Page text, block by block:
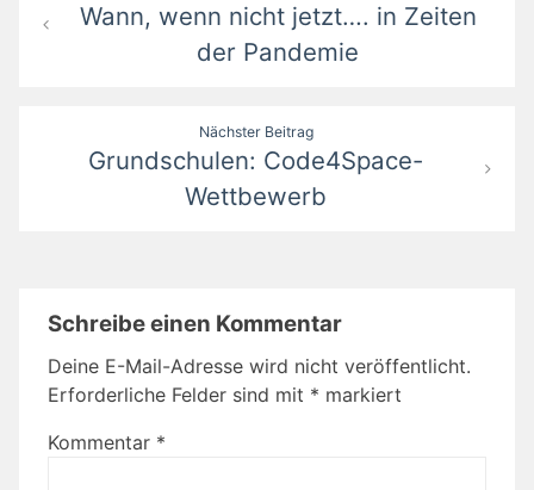
Wann, wenn nicht jetzt…. in Zeiten
der Pandemie
Nächster Beitrag
Grundschulen: Code4Space-
Wettbewerb
Schreibe einen Kommentar
Deine E-Mail-Adresse wird nicht veröffentlicht.
Erforderliche Felder sind mit * markiert
Kommentar *